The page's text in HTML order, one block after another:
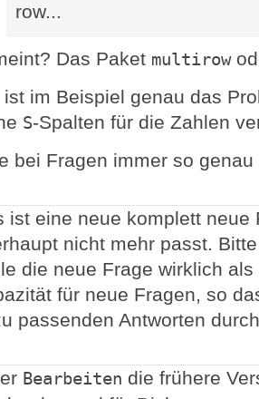
row...
Das Paket multirow
ist im Beispiel genau das
S-Spalten für die Zahlen
bei Fragen immer so
ist eine neue komplett neue
nicht mehr passt.
die neue Frage wirklich
für neue Fragen, so
passenden Antworten
Bearbeiten die frühere